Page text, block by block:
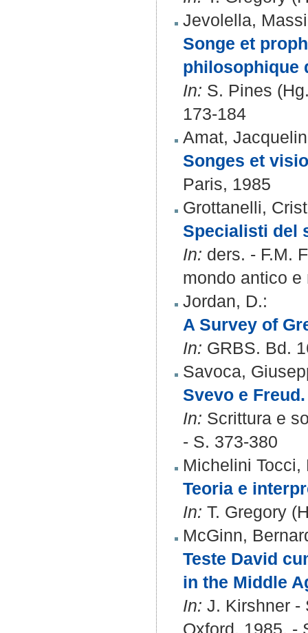
Jevolella,
Songe et
philosophique
In: S. Pines
173-184
Amat,
Songes et
Paris, 1985
Grottanelli,
Specialisti del
In: ders. - F.M.
mondo antico
Jordan, D.:
A Survey of
In: GRBS. Bd.
Savoca,
Svevo e
In: Scrittura e
- S. 373-380
Michelini Tocci,
Teoria e
In: T. Gregory
McGinn,
Teste David
in the Middle
In: J. Kirshner -
Oxford, 1985. -